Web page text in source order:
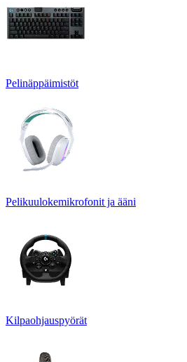
Pelinäppäimistöt
Pelikuulokemikrofonit ja ääni
Kilpaohjauspyörät